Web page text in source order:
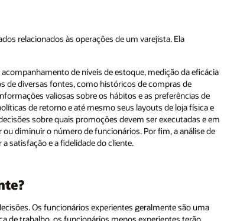
relacionados às operações de um varejista. Ela
de níveis de estoque, medição da eficácia
de diversas fontes, como históricos de compras de
valiosas sobre os hábitos e as preferências de
de retorno e até mesmo seus layouts de loja física e
sobre quais promoções devem ser executadas e em
diminuir o número de funcionários. Por fim, a análise de
satisfação e a fidelidade do cliente.
Os funcionários experientes geralmente são uma